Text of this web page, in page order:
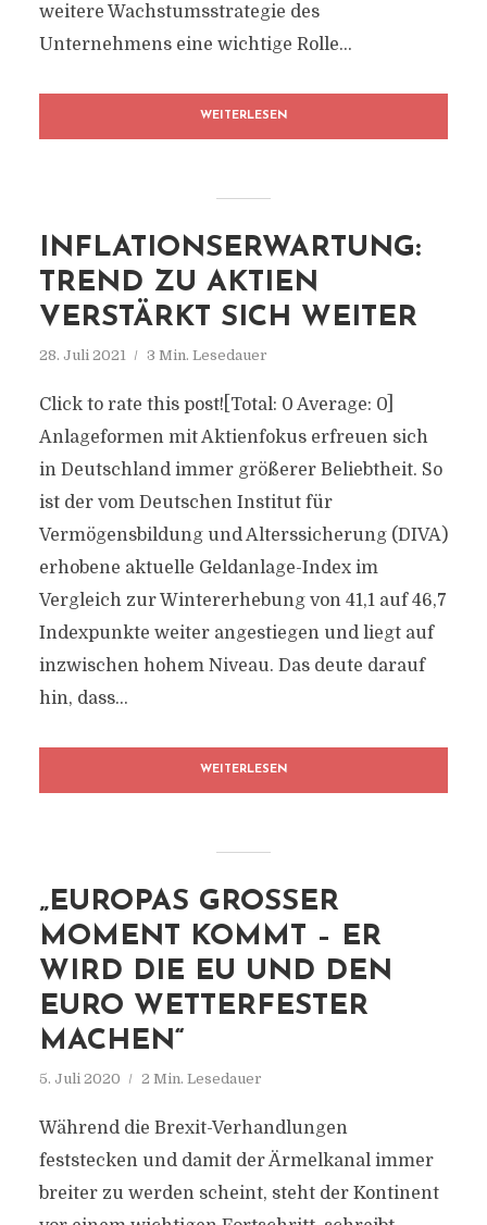
weitere Wachstumsstrategie des
Unternehmens eine wichtige Rolle...
WEITERLESEN
INFLATIONSERWARTUNG:
TREND ZU AKTIEN
VERSTÄRKT SICH WEITER
28. Juli 2021 3 Min. Lesedauer
Click to rate this post![Total: 0 Average: 0]
Anlageformen mit Aktienfokus erfreuen sich
in Deutschland immer größerer Beliebtheit. So
ist der vom Deutschen Institut für
Vermögensbildung und Alterssicherung (DIVA)
erhobene aktuelle Geldanlage-Index im
Vergleich zur Wintererhebung von 41,1 auf 46,7
Indexpunkte weiter angestiegen und liegt auf
inzwischen hohem Niveau. Das deute darauf
hin, dass...
WEITERLESEN
„EUROPAS GROSSER M
OMENT KOMMT – ER W
IRD DIE EU UND DEN E
URO WETTERFESTER M
ACHEN“
5. Juli 2020 2 Min. Lesedauer
Während die Brexit-Verhandlungen
feststecken und damit der Ärmelkanal immer
breiter zu werden scheint, steht der Kontinent